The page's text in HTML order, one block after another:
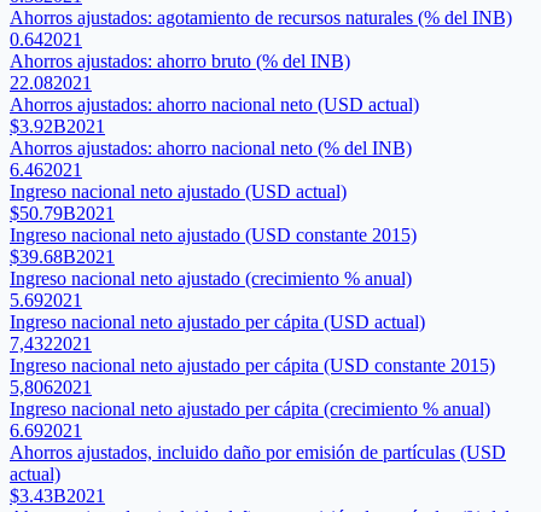
Ahorros ajustados: agotamiento de recursos naturales (% del INB)
0.642021
Ahorros ajustados: ahorro bruto (% del INB)
22.082021
Ahorros ajustados: ahorro nacional neto (USD actual)
$3.92B2021
Ahorros ajustados: ahorro nacional neto (% del INB)
6.462021
Ingreso nacional neto ajustado (USD actual)
$50.79B2021
Ingreso nacional neto ajustado (USD constante 2015)
$39.68B2021
Ingreso nacional neto ajustado (crecimiento % anual)
5.692021
Ingreso nacional neto ajustado per cápita (USD actual)
7,4322021
Ingreso nacional neto ajustado per cápita (USD constante 2015)
5,8062021
Ingreso nacional neto ajustado per cápita (crecimiento % anual)
6.692021
Ahorros ajustados, incluido daño por emisión de partículas (USD
actual)
$3.43B2021